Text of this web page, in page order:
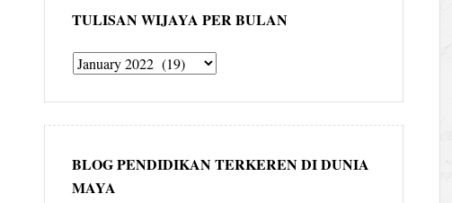
TULISAN WIJAYA PER BULAN
Tulisan
per
bulan
BLOG PENDIDIKAN TERKEREN DI DUNIA
MAYA